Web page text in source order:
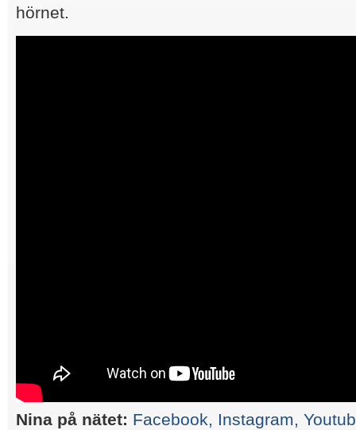
hörnet.
Nina på nätet: Facebook, Instagram,